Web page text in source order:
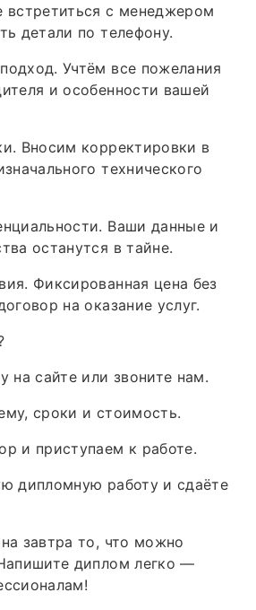
встретиться с менеджером
детали по телефону.
Учтём все пожелания
и особенности вашей
Вносим корректировки в
технического
Ваши данные и
останутся в тайне.
Фиксированная цена без
на оказание услуг.
на сайте или звоните нам.
сроки и стоимость.
и приступаем к работе.
дипломную работу и сдаёте
завтра то, что можно
диплом легко —